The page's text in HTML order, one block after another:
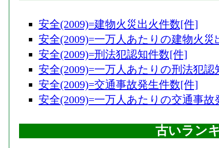
安全(2009)=建物火災出火件数[件]
安全(2009)=一万人あたりの建物火災
安全(2009)=刑法犯認知件数[件]
安全(2009)=一万人あたりの刑法犯認
安全(2009)=交通事故発生件数[件]
安全(2009)=一万人あたりの交通事故
古いラン